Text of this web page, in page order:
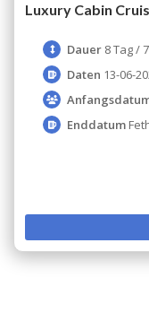
Luxury Cabin
Dauer 8 Tag /
Daten 13-06-
Enddatum